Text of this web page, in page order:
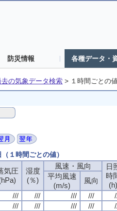
防災情報 各種データ・
去の気象データ検索 > １時間ごとの
１時間ごとの値）
気圧
湿度
(％)
風速・風向
日
時
(h)
平均風速
(m/s)
風向
/// /// /// ///
/// /// /// ///